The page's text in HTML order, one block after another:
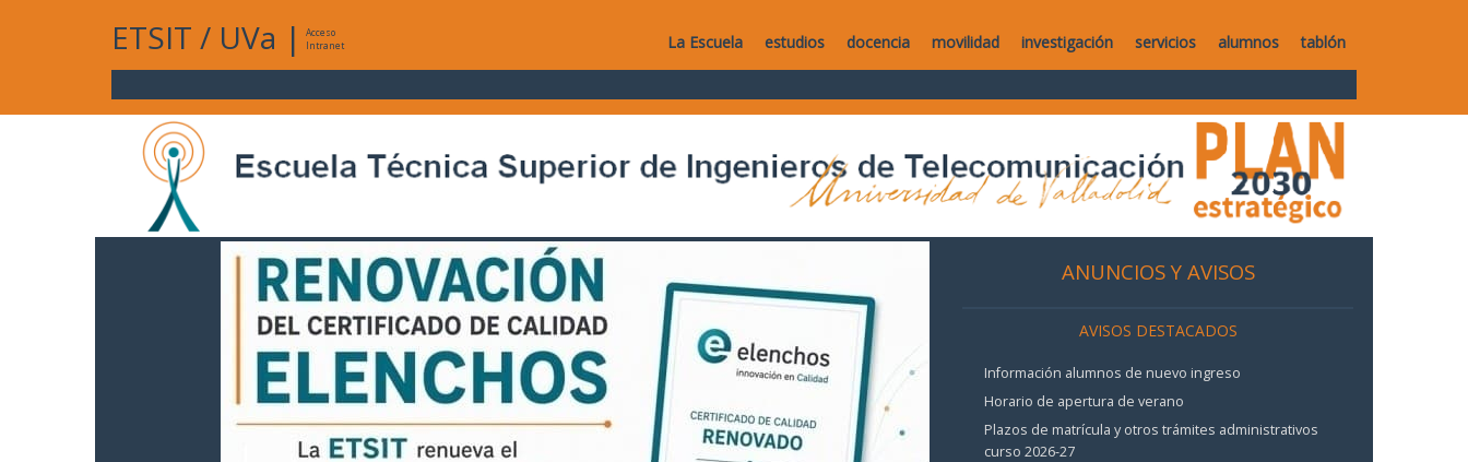
ETSIT / UVa |
Acceso
Intranet
La Escuela estudios docencia movilidad investigación servicios alumnos tablón
ANUNCIOS Y AVISOS
AVISOS DESTACADOS
Información alumnos de nuevo ingreso
Horario de apertura de verano
Plazos de matrícula y otros trámites administrativos
curso 2026-27